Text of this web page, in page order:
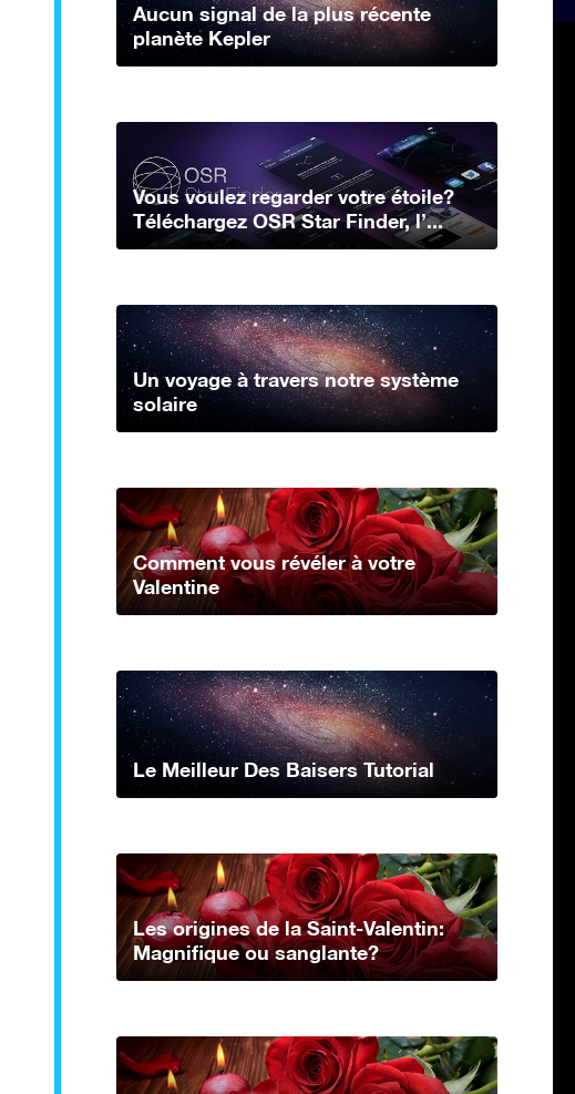
Aucun signal de la plus récente
planète Kepler
Vous voulez regarder votre étoile?
Téléchargez OSR Star Finder, l’...
Un voyage à travers notre système
solaire
Comment vous révéler à votre
Valentine
Le Meilleur Des Baisers Tutorial
Les origines de la Saint-Valentin:
Magnifique ou sanglante?